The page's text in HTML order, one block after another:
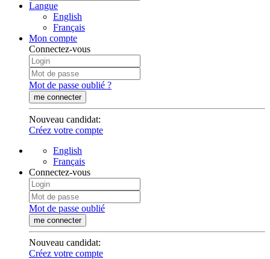
Langue
English
Français
Mon compte
Connectez-vous
Mot de passe oublié ?
me connecter
Nouveau candidat:
Créez votre compte
English
Français
Connectez-vous
Mot de passe oublié
me connecter
Nouveau candidat:
Créez votre compte